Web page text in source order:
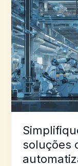
teste
PCBA
para
análise
de
confiabilidade
soluções